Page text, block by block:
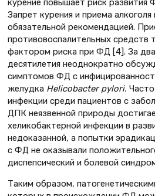
курение повышает риск развития
Запрет курения и приема
обязательной рекомендацией.
противовоспалительных средств
фактором риска при ФД [4]. За
десятилетия неоднократно
симптомов ФД с
желудка Helicobacter pylori.
инфекции среди пациентов с
ДПК неязвенной природы
хеликобактерной инфекции в
недоказанной, а попытки
с ФД не оказывали
диспепсический и болевой
Таким образом,